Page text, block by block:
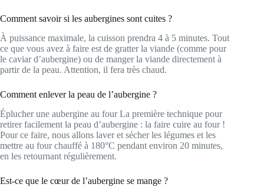
Comment savoir si les aubergines sont cuites ?
À puissance maximale, la cuisson prendra 4 à 5 minutes. Tout
ce que vous avez à faire est de gratter la viande (comme pour
le caviar d’aubergine) ou de manger la viande directement à
partir de la peau. Attention, il fera très chaud.
Comment enlever la peau de l’aubergine ?
Éplucher une aubergine au four La première technique pour
retirer facilement la peau d’aubergine : la faire cuire au four !
Pour ce faire, nous allons laver et sécher les légumes et les
mettre au four chauffé à 180°C pendant environ 20 minutes,
en les retournant régulièrement.
Est-ce que le cœur de l’aubergine se mange ?